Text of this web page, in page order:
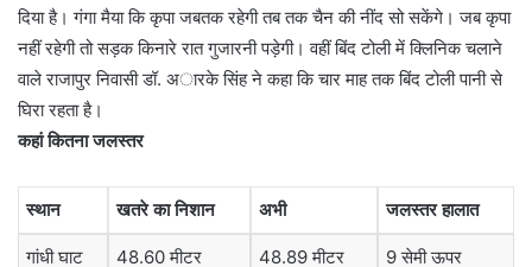
दिया है। गंगा मैया कि कृपा जबतक रहेगी तब तक चैन की नींद सो सकेंगे। जब कृपा
नहीं रहेगी तो सड़क किनारे रात गुजारनी पड़ेगी। वहीं बिंद टोली में क्लिनिक चलाने
वाले राजापुर निवासी डॉ. अारके सिंह ने कहा कि चार माह तक बिंद टोली पानी से
घिरा रहता है।
कहां कितना जलस्तर
स्थान खतरे का निशान अभी जलस्तर हालात
गांधी घाट 48.60 मीटर 48.89 मीटर 9 सेमी ऊपर